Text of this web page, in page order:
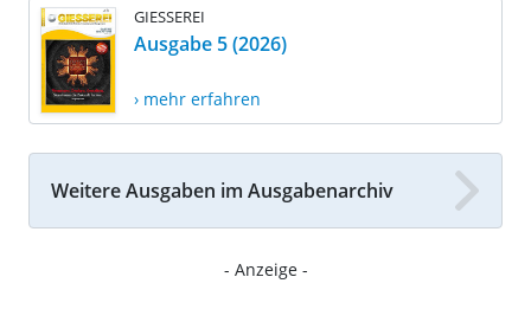
GIESSEREI
Ausgabe 5 (2026)
› mehr erfahren
Weitere Ausgaben im Ausgabenarchiv
- Anzeige -